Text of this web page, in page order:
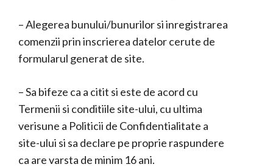
– Alegerea bunului/bunurilor si inregistrarea
comenzii prin inscrierea datelor cerute de
formularul generat de site.
– Sa bifeze ca a citit si este de acord cu
Termenii si conditiile site-ului, cu ultima
verisune a Politicii de Confidentialitate a
site-ului si sa declare pe proprie raspundere
ca are varsta de minim 16 ani.